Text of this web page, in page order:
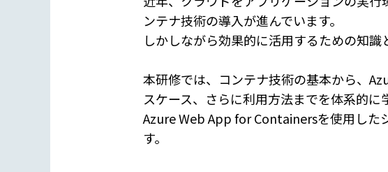
ンテナ技術の導入が進んでいます。
しかしながら効果的に活用するための知
本研修では、コンテナ技術の基本から、
スケース、さらに利用方法までを体系的に
Azure Web App for Containersを使用した
す。